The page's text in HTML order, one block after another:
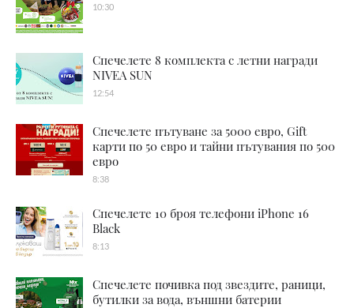
10:30
Спечелете 8 комплекта с летни награди
NIVEA SUN
12:54
Спечелете пътуване за 5000 евро, Gift
карти по 50 евро и тайни пътувания по 500
евро
8:38
Спечелете 10 броя телефони iPhone 16
Black
8:13
Спечелете почивка под звездите, раници,
бутилки за вода, външни батерии